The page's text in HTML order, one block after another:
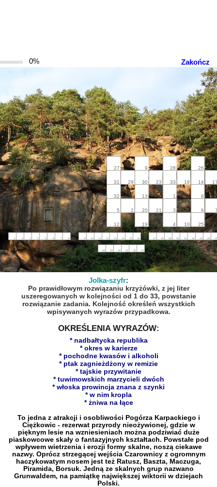
Zakończ
0%
27 9 28 26
31 29 30 23 33 18 14
32 13 1 8
5 2 20 21 3 6
12 19 4 10 25
1 2 3 4 5 6 7 8 9 10 11 12 13 14 15 16 17 18 19 20 21 22 23 24
28 29 30 31 32 33
Jolka-szyfr:
Po prawidłowym rozwiązaniu krzyżówki, z jej liter
uszeregowanych w kolejności od 1 do 33, powstanie
rozwiązanie zadania. Kolejność określeń wszystkich
wpisywanych wyrazów przypadkowa.
OKREŚLENIA WYRAZÓW:
* nadbałtycka republika
* okres w karierze
* pochodne kwasów i alkoholi
* ptak zagnieżdżony w remizie
* tajskie przywitanie
* tuwimowskich marzycieli dwóch
* włoska prowincja znana z szynki
* w nim kropla
* żniwa na łące
To jedna z atrakcji i osobliwości Pogórza Karpackiego i
Ciężkowic - rezerwat przyrody nieożywionej, gdzie w
pięknym lesie na wzniesieniach można podziwiać duże
piaskowcowe skały o fantazyjnych kształtach. Powstałe pod
wpływem wietrzenia i erozji formy skalne, noszą ciekawe
nazwy. Oprócz strzegącej wejścia Czarownicy z ogromnym
haczykowatym nosem jest też Ratusz, Baszta, Maczuga,
Piramida, Borsuk. Jedną ze skalnych grup nazwano
Grunwaldem, na pamiątkę największej wiktorii w dziejach
Polski.